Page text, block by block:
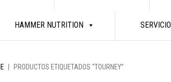
HAMMER NUTRITION especial
PRODUCTOS ETIQUETADOS “TOURNEY”